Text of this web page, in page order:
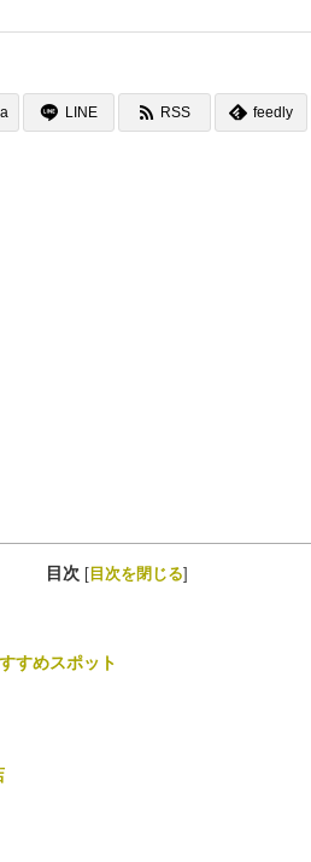
LINE RSS feedly
目次 [目次を閉じる]
すめスポット